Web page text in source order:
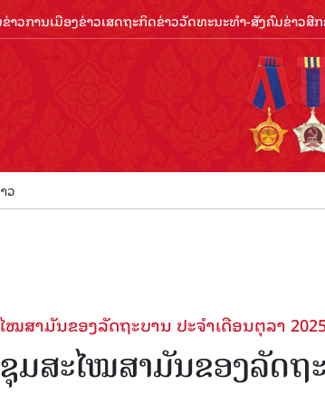
ຂ່າວການເມືອງຂ່າວເສດຖະກິດຂ່າວວັດທະນະທຳ-ສັງຄົມຂ່າວສື
ວ
ໝສາມັນຂອງລັດຖະບານ ປະຈຳເດືອນຕຸລາ
ມສະໄໝສາມັນຂອງລັດຖ